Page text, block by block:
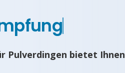
Pulverdingen bietet Ihnen